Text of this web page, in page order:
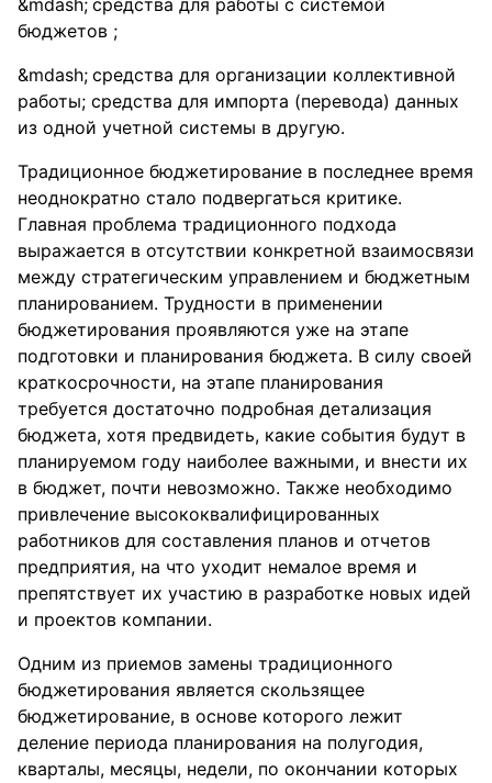
средства для работы с системой
бюджетов ;
средства для организации коллективной
работы; средства для импорта (перевода) данных
из одной учетной системы в другую.
Традиционное бюджетирование в последнее время
неоднократно стало подвергаться критике.
Главная проблема традиционного подхода
выражается в отсутствии конкретной взаимосвязи
между стратегическим управлением и бюджетным
планированием. Трудности в применении
бюджетирования проявляются уже на этапе
подготовки и планирования бюджета. В силу своей
краткосрочности, на этапе планирования
требуется достаточно подробная детализация
бюджета, хотя предвидеть, какие события будут в
планируемом году наиболее важными, и внести их
в бюджет, почти невозможно. Также необходимо
привлечение высококвалифицированных
работников для составления планов и отчетов
предприятия, на что уходит немалое время и
препятствует их участию в разработке новых идей
и проектов компании.
Одним из приемов замены традиционного
бюджетирования является скользящее
бюджетирование, в основе которого лежит
деление периода планирования на полугодия,
кварталы, месяцы, недели, по окончании которых